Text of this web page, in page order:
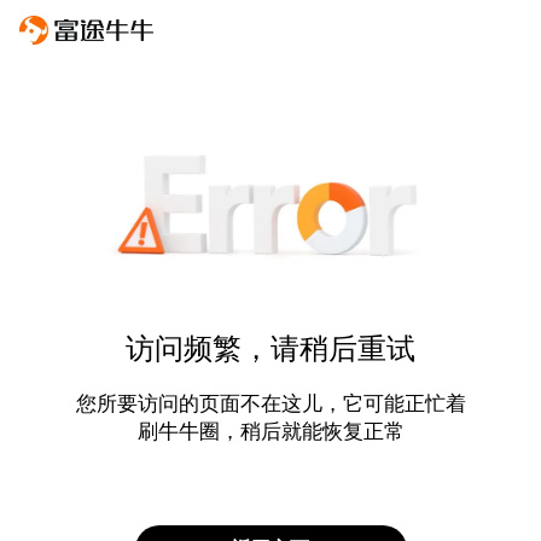
访问频繁，请稍后重试
您所要访问的页面不在这儿，它可能正忙着
刷牛牛圈，稍后就能恢复正常